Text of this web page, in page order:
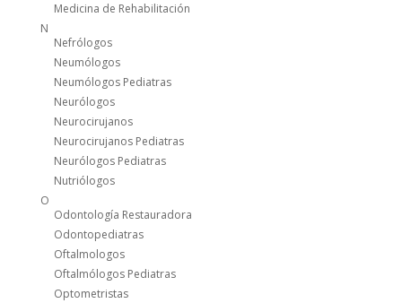
Medicina de Rehabilitación
N
Nefrólogos
Neumólogos
Neumólogos Pediatras
Neurólogos
Neurocirujanos
Neurocirujanos Pediatras
Neurólogos Pediatras
Nutriólogos
O
Odontología Restauradora
Odontopediatras
Oftalmologos
Oftalmólogos Pediatras
Optometristas